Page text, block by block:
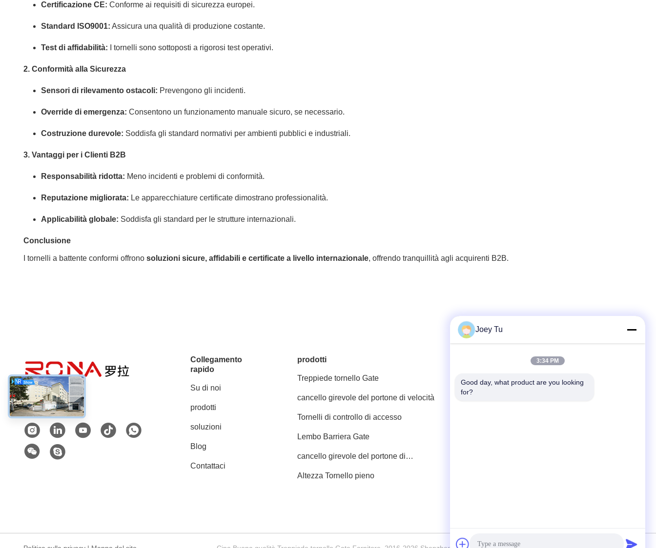
Certificazione CE: Conforme ai requisiti di sicurezza europei.
Standard ISO9001: Assicura una qualità di produzione costante.
Test di affidabilità: I tornelli sono sottoposti a rigorosi test operativi.
2. Conformità alla Sicurezza
Sensori di rilevamento ostacoli: Prevengono gli incidenti.
Override di emergenza: Consentono un funzionamento manuale sicuro, se necessario.
Costruzione durevole: Soddisfa gli standard normativi per ambienti pubblici e industriali.
3. Vantaggi per i Clienti B2B
Responsabilità ridotta: Meno incidenti e problemi di conformità.
Reputazione migliorata: Le apparecchiature certificate dimostrano professionalità.
Applicabilità globale: Soddisfa gli standard per le strutture internazionali.
Conclusione
I tornelli a battente conformi offrono soluzioni sicure, affidabili e certificate a livello internazionale, offrendo tranquillità agli acquirenti B2B.
Mezzi sociali
Collegamento
rapido
Su di noi
prodotti
soluzioni
Blog
Contattaci
prodotti
Treppiede tornello Gate
cancello girevole del portone di velocità
Tornelli di controllo di accesso
Lembo Barriera Gate
cancello girevole del portone di
Altezza Tornello pieno
Contatto rapido
Telefono
Joey Tu
3:34 PM
Good day, what product are you looking
for?